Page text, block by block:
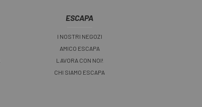
ESCAPA
I NOSTRI NEGOZI
AMICO ESCAPA
LAVORA CON NOI!
CHI SIAMO ESCAPA